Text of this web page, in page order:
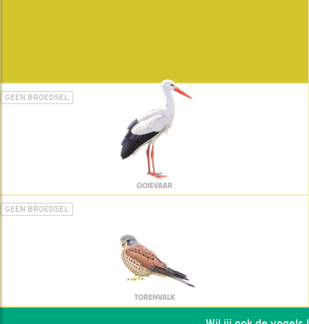
GEEN BROEDSEL
OOIEVAAR
GEEN BROEDSEL
TORENVALK